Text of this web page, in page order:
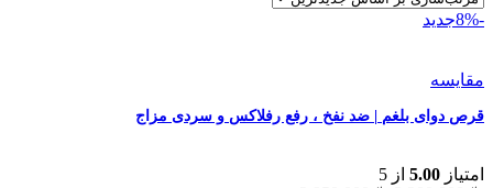
-8% جدید
مقایسه
قرص دوای بلغم | ضد نفخ ، رفع رفلاکس و سردی مزاج
امتیاز 5.00 از 5